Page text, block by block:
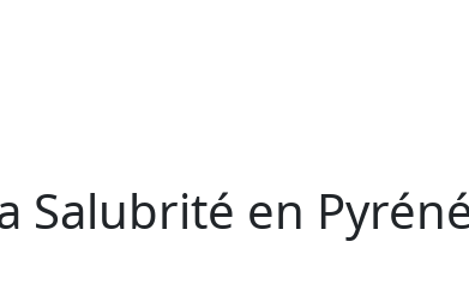
Salubrité en